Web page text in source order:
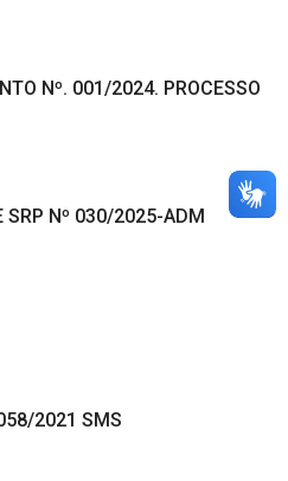
Nº. 001/2024. PROCESSO
SRP Nº 030/2025-ADM
2021 SMS